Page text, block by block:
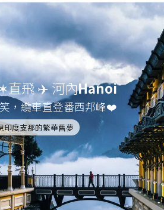
直飛 ✈️ 河內Hanoi
，纜車直登番西邦峰❤️
印度支那的繁華舊夢